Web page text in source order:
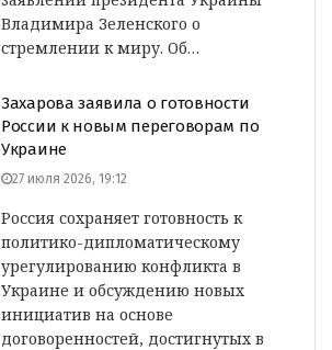
Владимира Зеленского о
стремлении к миру. Об…
Захарова заявила о готовности
России к новым переговорам по
Украине
27 июля 2026, 19:12
Россия сохраняет готовность к
политико-дипломатическому
урегулированию конфликта в
Украине и обсуждению новых
инициатив на основе
договоренностей, достигнутых в